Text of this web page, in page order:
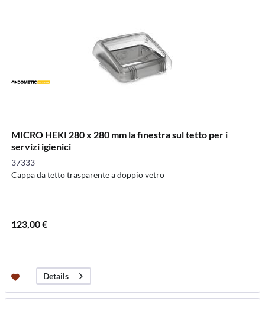
MICRO HEKI 280 x 280 mm la finestra sul tetto per i
servizi igienici
37333
Cappa da tetto trasparente a doppio vetro
123,00 €
Details